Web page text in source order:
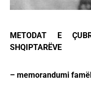
METODAT E
SHQIPTARËVE
– memorandumi